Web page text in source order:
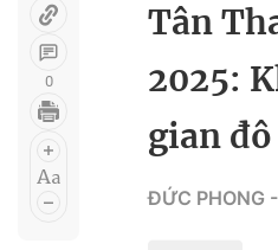
An Sinh
0
Tân
2025:
gian
ĐỨC PHONG